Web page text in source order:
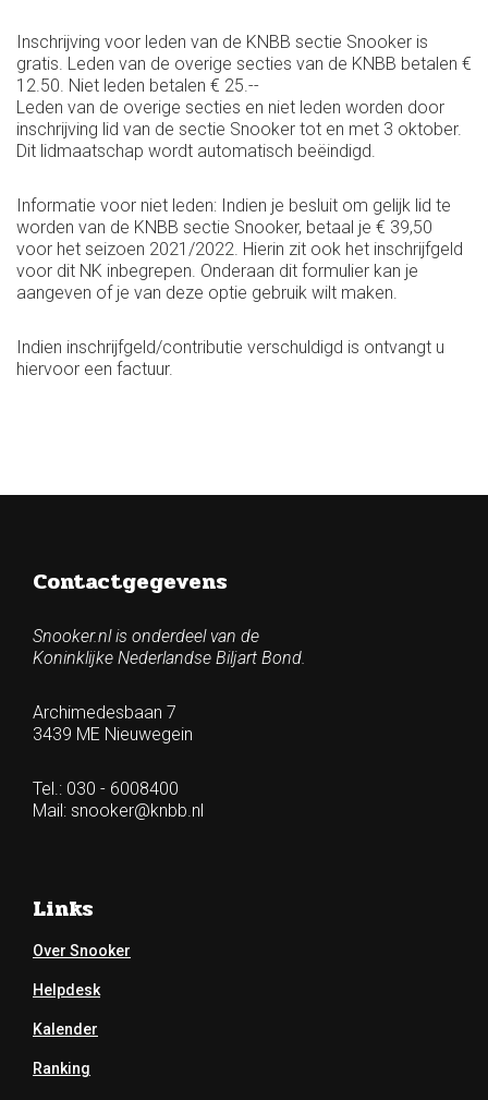
Inschrijving voor leden van de KNBB sectie Snooker is
gratis. Leden van de overige secties van de KNBB betalen €
12.50. Niet leden betalen € 25.--
Leden van de overige secties en niet leden worden door
inschrijving lid van de sectie Snooker tot en met 3 oktober.
Dit lidmaatschap wordt automatisch beëindigd.
Informatie voor niet leden: Indien je besluit om gelijk lid te
worden van de KNBB sectie Snooker, betaal je € 39,50
voor het seizoen 2021/2022. Hierin zit ook het inschrijfgeld
voor dit NK inbegrepen. Onderaan dit formulier kan je
aangeven of je van deze optie gebruik wilt maken.
Indien inschrijfgeld/contributie verschuldigd is ontvangt u
hiervoor een factuur.
Contactgegevens
Snooker.nl is onderdeel van de
Koninklijke Nederlandse Biljart Bond.
Archimedesbaan 7
3439 ME Nieuwegein
Tel.: 030 - 6008400
Mail: snooker@knbb.nl
Links
Over Snooker
Helpdesk
Kalender
Ranking